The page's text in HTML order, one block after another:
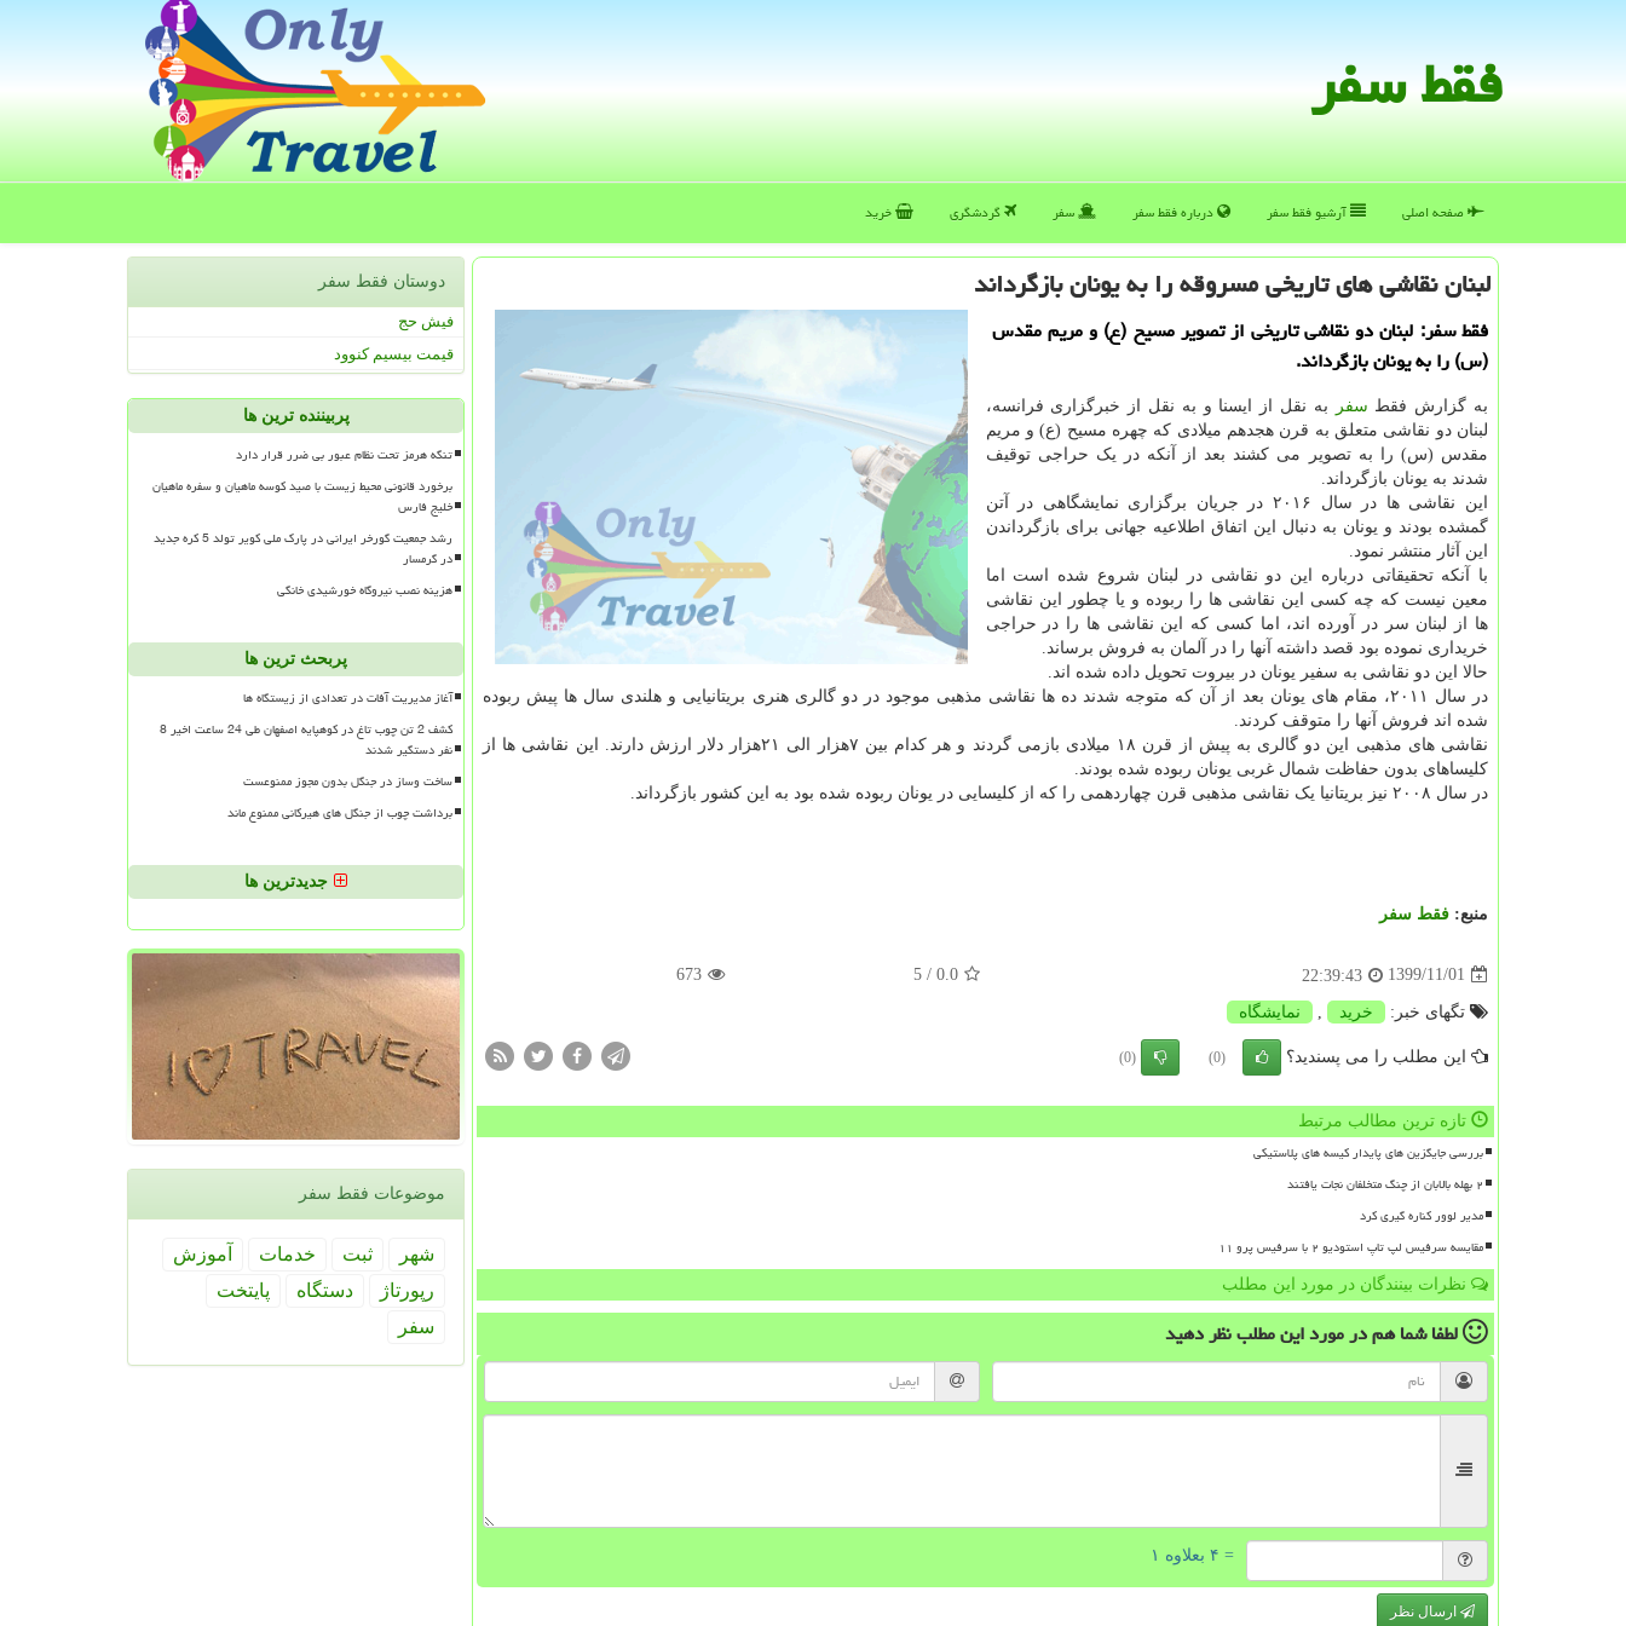
فقط سفر
صفحه اصلی آرشیو فقط سفر درباره فقط سفر سفر گردشگری خرید
لبنان نقاشی های تاریخی مسروقه را به یونان بازگرداند
فقط سفر: لبنان دو نقاشی تاریخی از تصویر مسیح (ع) و مریم مقدس
(س) را به یونان بازگرداند.
به گزارش فقط سفر
به نقل از ایسنا و به نقل از خبرگزاری فرانسه،
لبنان دو نقاشی متعلق به قرن هجدهم میلادی که چهره مسیح (ع) و مریم
مقدس (س) را به تصویر می کشند بعد از آنکه در یک حراجی توقیف
شدند به یونان بازگرداند.
این نقاشی ها در سال ۲۰۱۶ در جریان برگزاری نمایشگاهی در آتن
گمشده بودند و یونان به دنبال این اتفاق اطلاعیه جهانی برای بازگرداندن
این آثار منتشر نمود.
با آنکه تحقیقاتی درباره این دو نقاشی در لبنان شروع شده است اما
معین نیست که چه کسی این نقاشی ها را ربوده و یا چطور این نقاشی
ها از لبنان سر در آورده اند، اما کسی که این نقاشی ها را در حراجی
خریداری نموده بود قصد داشته آنها را در آلمان به فروش برساند.
حالا این دو نقاشی به سفیر یونان در بیروت تحویل داده شده اند.
در سال ۲۰۱۱، مقام های یونان بعد از آن که متوجه شدند ده ها نقاشی مذهبی موجود در دو گالری هنری بریتانیایی و هلندی سال ها پیش ربوده
شده اند فروش آنها را متوقف کردند.
نقاشی های مذهبی این دو گالری به پیش از قرن ۱۸ میلادی بازمی گردند و هر کدام بین ۷هزار الی ۲۱هزار دلار ارزش دارند. این نقاشی ها از
کلیساهای بدون حفاظت شمال غربی یونان ربوده شده بودند.
در سال ۲۰۰۸ نیز بریتانیا یک نقاشی مذهبی قرن چهاردهمی را که از کلیسایی در یونان ربوده شده بود به این کشور بازگرداند.
منبع: فقط سفر
1399/11/01
22:39:43
0.0
/ 5
673
تگهای خبر: خرید نمایشگاه
این مطلب را می پسندید؟ (0)
(0)
تازه ترین مطالب مرتبط
بررسی جایگزین های پایدار کیسه های پلاستیکی
۲ بهله بالابان از چنگ متخلفان نجات یافتند
مدیر لوور کناره گیری کرد
مقایسه سرفیس لپ تاپ استودیو ۲ با سرفیس پرو ۱۱
نظرات بینندگان در مورد این مطلب
لطفا شما همدر مورد این مطلبنظر دهید
= ۴ بعلاوه ۱
ارسال نظر
دوستان فقط سفر
فیش حج
قیمت بیسیم کنوود
پربیننده ترین ها
تنگه هرمز تحت نظام عبور بی ضرر قرار دارد
برخورد قانونی محیط زیست با صید کوسه ماهیان و سفره ماهیان
خلیج فارس
رشد جمعیت گورخر ایرانی در پارک ملی کویر تولد 5 کره جدید
در گرمسار
هزینه نصب نیروگاه خورشیدی خانگی
پربحث ترین ها
آغاز مدیریت آفات در تعدادی از زیستگاه ها
کشف 2 تن چوب تاغ در کوهپایه اصفهان طی 24 ساعت اخیر 8
نفر دستگیر شدند
ساخت وساز در جنگل بدون مجوز ممنوعست
برداشت چوب از جنگل های هیرکانی ممنوع ماند
جدیدترین ها
موضوعات فقط سفر
شهر ثبت خدمات
آموزش
رپورتاژ
دستگاه
پایتخت
سفر